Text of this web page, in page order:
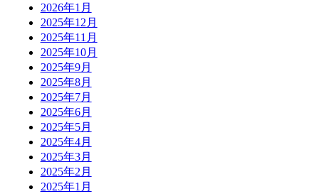
2026年1月
2025年12月
2025年11月
2025年10月
2025年9月
2025年8月
2025年7月
2025年6月
2025年5月
2025年4月
2025年3月
2025年2月
2025年1月